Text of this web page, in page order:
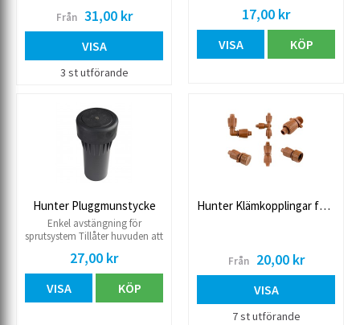
Från 31,00 kr
VISA
3 st utförande
17,00 kr
VISA KÖP
Hunter Pluggmunstycke
Enkel avstängning för
sprutsystem Tillåter huvuden att
Passar till Pro-Spray och PS
Ultra.
27,00 kr
VISA KÖP
Hunter Klämkopplingar för droppslang 16-18 mm
Från 20,00 kr
VISA
7 st utförande